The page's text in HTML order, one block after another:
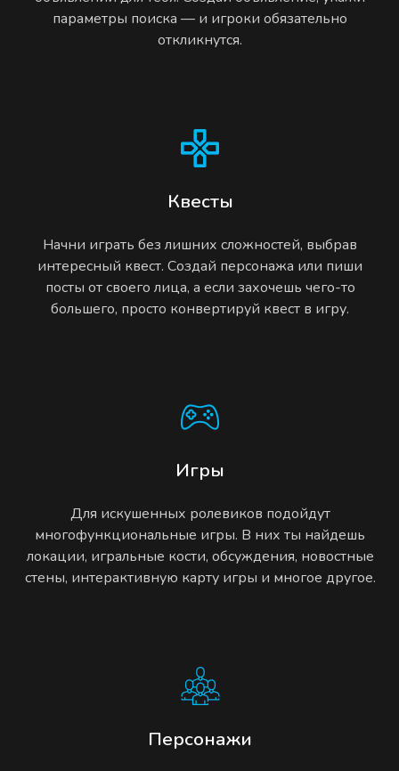
параметры поиска — и игроки обязательно
откликнутся.
Квесты
Начни играть без лишних сложностей, выбрав
интересный квест. Создай персонажа или пиши
посты от своего лица, а если захочешь чего-то
большего, просто конвертируй квест в игру.
Игры
Для искушенных ролевиков подойдут
многофункциональные игры. В них ты найдешь
локации, игральные кости, обсуждения, новостные
стены, интерактивную карту игры и многое другое.
Персонажи